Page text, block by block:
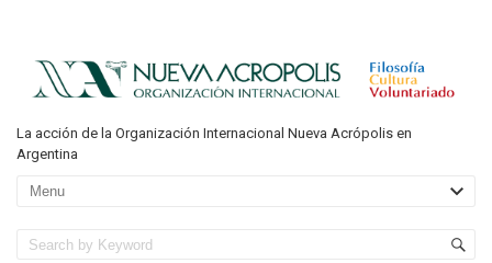
La acción de la Organización Internacional Nueva Acrópolis en
Argentina